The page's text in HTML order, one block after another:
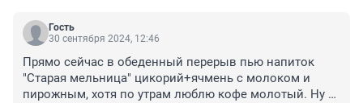
Гость
30 сентября 2024, 12:46
Прямо сейчас в обеденный перерыв пью напиток
"Старая мельница" цикорий+ячмень с молоком и
пирожным, хотя по утрам люблю кофе молотый. Ну